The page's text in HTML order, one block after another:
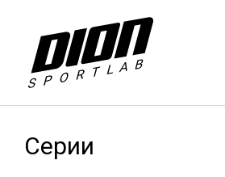
Серии